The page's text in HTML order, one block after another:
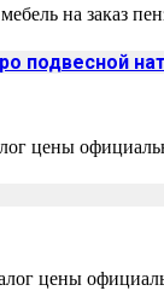
подвесной